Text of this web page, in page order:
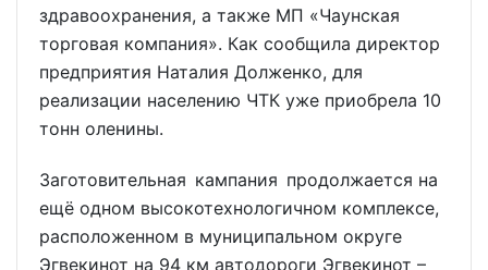
здравоохранения, а также МП «Чаунская
торговая компания». Как сообщила директор
предприятия Наталия Долженко, для
реализации населению ЧТК уже приобрела 10
тонн оленины.
Заготовительная кампания продолжается на
ещё одном высокотехнологичном комплексе,
расположенном в муниципальном округе
Эгвекинот на 94 км автодороги Эгвекинот –